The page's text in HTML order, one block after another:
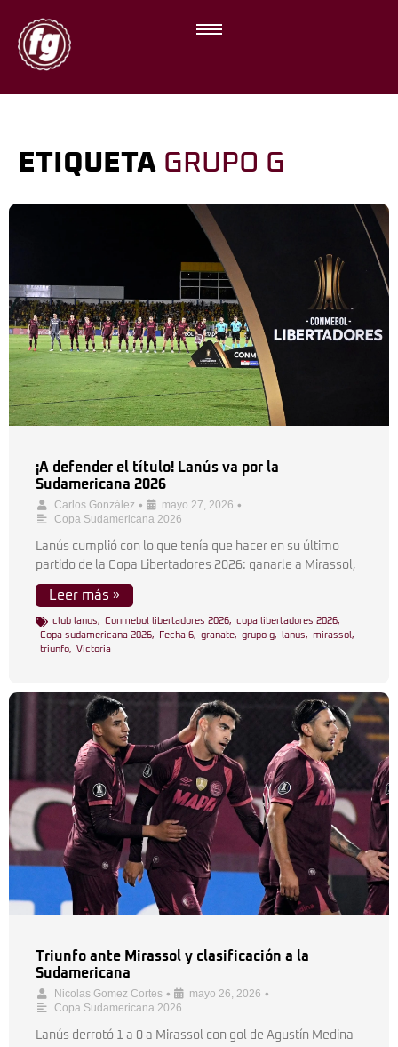
ETIQUETA GRUPO G
¡A defender el título! Lanús va por la
Sudamericana 2026
Carlos González • mayo 27, 2026 •
Copa Sudamericana 2026
Lanús cumplió con lo que tenía que hacer en su último
partido de la Copa Libertadores 2026: ganarle a Mirassol,
Leer más »
club lanus, Conmebol libertadores 2026, copa libertadores 2026,
Copa sudamericana 2026, Fecha 6, granate, grupo g, lanus, mirassol ,
triunfo, Victoria
Triunfo ante Mirassol y clasificación a la
Sudamericana
Nicolas Gomez Cortes • mayo 26, 2026 •
Copa Sudamericana 2026
Lanús derrotó 1 a 0 a Mirassol con gol de Agustín Medina